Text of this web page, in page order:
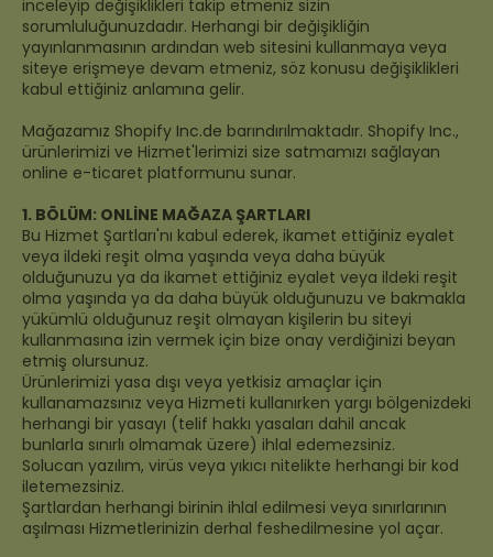
inceleyip değişiklikleri takip etmeniz sizin
sorumluluğunuzdadır. Herhangi bir değişikliğin
yayınlanmasının ardından web sitesini kullanmaya veya
siteye erişmeye devam etmeniz, söz konusu değişiklikleri
kabul ettiğiniz anlamına gelir.
Mağazamız Shopify Inc.de barındırılmaktadır. Shopify Inc.,
ürünlerimizi ve Hizmet'lerimizi size satmamızı sağlayan
online e-ticaret platformunu sunar.
1. BÖLÜM: ONLİNE MAĞAZA ŞARTLARI
Bu Hizmet Şartları'nı kabul ederek, ikamet ettiğiniz eyalet
veya ildeki reşit olma yaşında veya daha büyük
olduğunuzu ya da ikamet ettiğiniz eyalet veya ildeki reşit
olma yaşında ya da daha büyük olduğunuzu ve bakmakla
yükümlü olduğunuz reşit olmayan kişilerin bu siteyi
kullanmasına izin vermek için bize onay verdiğinizi beyan
etmiş olursunuz.
Ürünlerimizi yasa dışı veya yetkisiz amaçlar için
kullanamazsınız veya Hizmeti kullanırken yargı bölgenizdeki
herhangi bir yasayı (telif hakkı yasaları dahil ancak
bunlarla sınırlı olmamak üzere) ihlal edemezsiniz.
Solucan yazılım, virüs veya yıkıcı nitelikte herhangi bir kod
iletemezsiniz.
Şartlardan herhangi birinin ihlal edilmesi veya sınırlarının
aşılması Hizmetlerinizin derhal feshedilmesine yol açar.